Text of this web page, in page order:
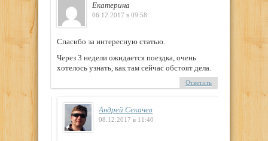
Екатерина
06.12.2017 в 09:58
Спасибо за интересную статью.
Через 3 недели ожидается поездка, очень
хотелось узнать, как там сейчас обстоят дела.
Ответить
Андрей Секачев
08.12.2017 в 11:40